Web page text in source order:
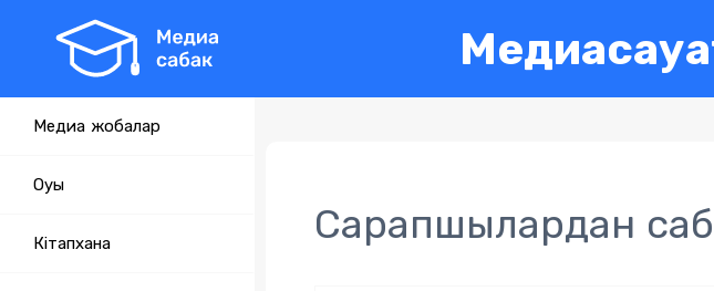
Медиа жобалар
Оқуы
Кітапхана Сарапшылардан